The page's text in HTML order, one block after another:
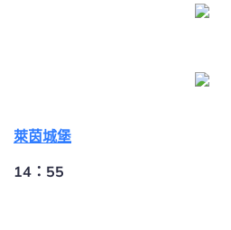
萊茵城堡
14：55